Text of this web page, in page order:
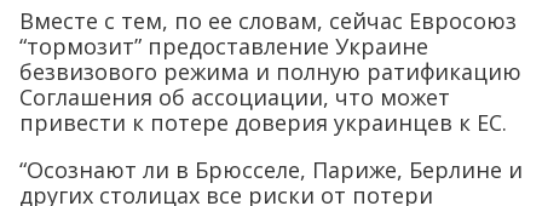
Вместе с тем, по ее словам, сейчас Евросоюз
“тормозит” предоставление Украине
безвизового режима и полную ратификацию
Соглашения об ассоциации, что может
привести к потере доверия украинцев к ЕС.
“Осознают ли в Брюсселе, Париже, Берлине и
других столицах все риски от потери